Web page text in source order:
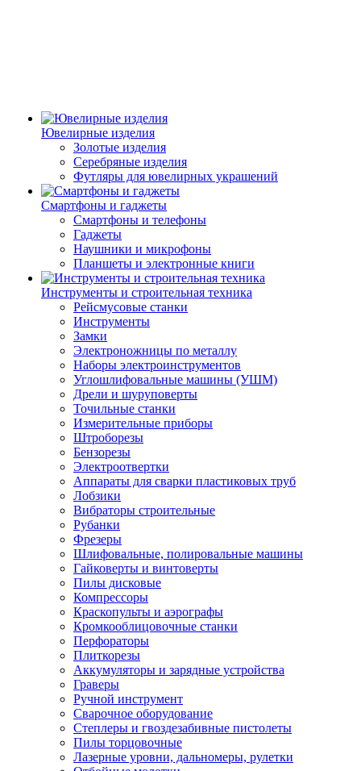
Ювелирные изделия
Золотые изделия
Серебряные изделия
Футляры для ювелирных украшений
Смартфоны и гаджеты
Смартфоны и телефоны
Гаджеты
Наушники и микрофоны
Планшеты и электронные книги
Инструменты и строительная техника
Рейсмусовые станки
Инструменты
Замки
Электроножницы по металлу
Наборы электроинструментов
Углошлифовальные машины (УШМ)
Дрели и шуруповерты
Точильные станки
Измерительные приборы
Штроборезы
Бензорезы
Электроотвертки
Аппараты для сварки пластиковых труб
Лобзики
Вибраторы строительные
Рубанки
Фрезеры
Шлифовальные, полировальные машины
Гайковерты и винтоверты
Пилы дисковые
Компрессоры
Краскопульты и аэрографы
Кромкооблицовочные станки
Перфораторы
Плиткорезы
Аккумуляторы и зарядные устройства
Граверы
Ручной инструмент
Сварочное оборудование
Степлеры и гвоздезабивные пистолеты
Пилы торцовочные
Лазерные уровни, дальномеры, рулетки